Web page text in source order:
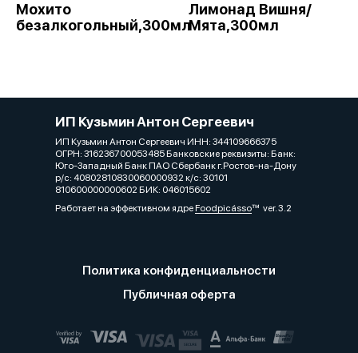
Мохито
безалкогольный,300мл
Лимонад Вишня/
Мята,300мл
ИП Кузьмин Антон Сергеевич
ИП Кузьмин Антон Сергеевич ИНН: З44109666З75
ОГРН: З162З6700053485 Банковские реквизиты: Банк:
Юго-Западный Банк ПАО Сбербанк г.Ростов-на-Дону
р/с: 40802810830060000932 к/с: 30101
810600000000602 БИК: 046015602
Работает на эффективном ядреFoodpicássover. 3.2
Политика конфиденциальности
Публичная оферта